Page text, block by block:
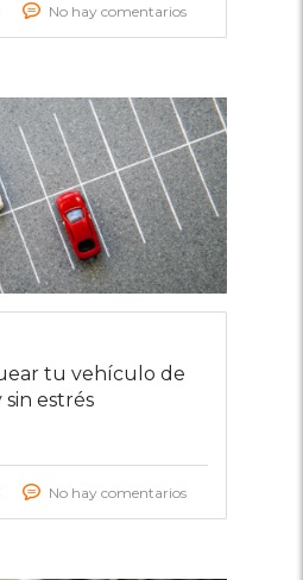
No hay comentarios
tu vehículo de
estrés
No hay comentarios